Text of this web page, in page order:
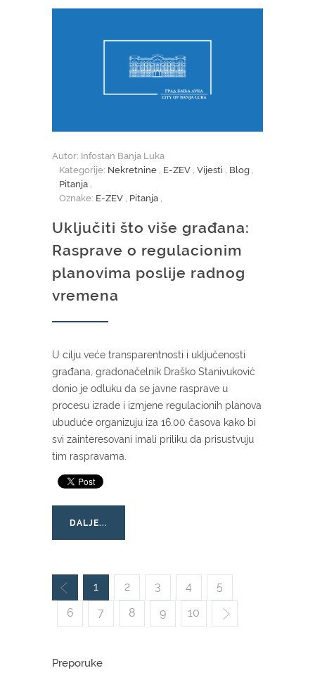
Autor: Infostan Banja Luka
Kategorije: Nekretnine , E-ZEV , Vijesti , Blog ,
Pitanja ,
Oznake: E-ZEV , Pitanja ,
Uključiti što više građana:
Rasprave o regulacionim
planovima poslije radnog
vremena
U cilju veće transparentnosti i uključenosti
građana, gradonačelnik Draško Stanivuković
donio je odluku da se javne rasprave u
procesu izrade i izmjene regulacionih planova
ubuduće organizuju iza 16.00 časova kako bi
svi zainteresovani imali priliku da prisustvuju
tim raspravama.
DALJE...
1 2 3 4
5
6
7 8 9 10
Preporuke